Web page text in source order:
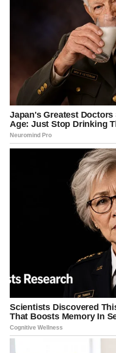
Za tebe je početak sedmice
više nego što govoriš.
dolaze u prvi plan. Ovo je
što si dugo nosio u sebi.
priznanje. U ljubavi ti je važna
nisi sam. Ako poslušaš
gde treba.
LAV
Sedmica počinje tako što ti
da ponovo preuzimaš
dobar trenutak da se istakneš,
dokazivanjem. Poslovno –
ljubavi želiš pažnju, ali i
donosi priliku da zablistaš na
Početak sedmice donosi
organizacijom. Tvoj um je
da rešava probleme. Ovo je
planiranje, papirologiju i
ljubavi želiš stabilnost i jasno
više prostora za neizvesnost.
pokazuje da mir dolazi onda